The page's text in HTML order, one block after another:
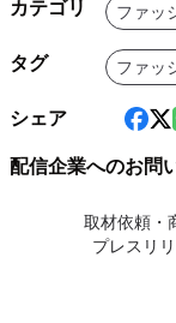
カテゴリ ファッ
タグ ファッ
シェア
配信企業へのお問
取材依頼・
プレスリ